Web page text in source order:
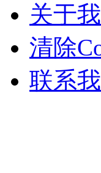
关于
清除
联系